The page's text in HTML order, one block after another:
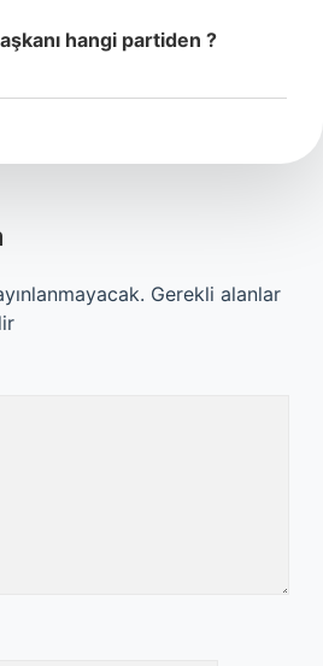
hangi partiden ?
Gerekli alanlar